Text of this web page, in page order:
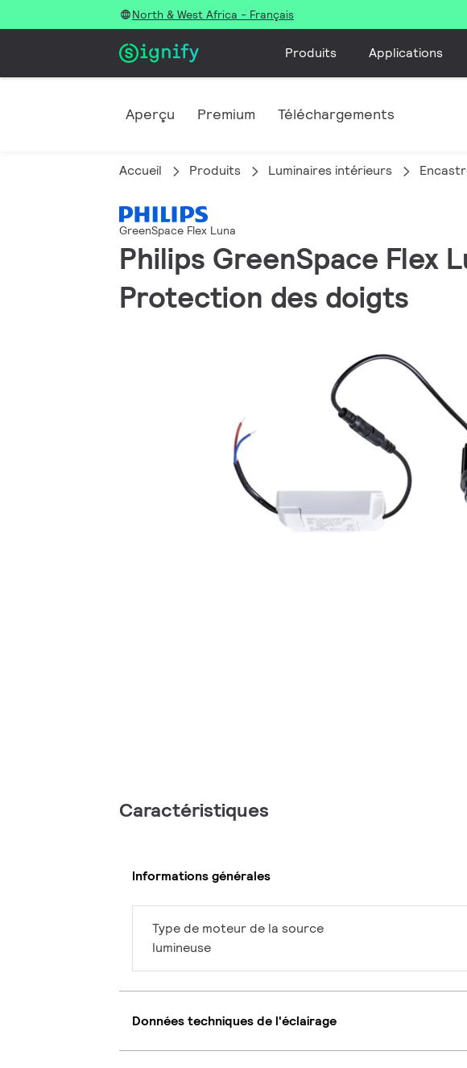
North & West Africa - Français
Produits Applications
Aperçu Premium Téléchargements
Accueil Produits Luminaires intérieurs
GreenSpace Flex Luna
Philips GreenSpace Flex
Protection des doigts
Caractéristiques
Informations générales
Type de moteur de la source
lumineuse
Données techniques de l'éclairage